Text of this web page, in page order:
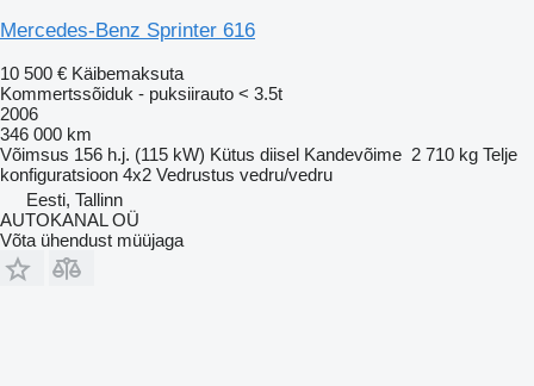
Mercedes-Benz Sprinter 616
10 500 € Käibemaksuta
Kommertssõiduk - puksiirauto < 3.5t
2006
346 000 km
Võimsus 156 h.j. (115 kW) Kütus diisel Kandevõime 2 710 kg Telje
konfiguratsioon 4x2 Vedrustus vedru/vedru
Eesti, Tallinn
AUTOKANAL OÜ
Võta ühendust müüjaga